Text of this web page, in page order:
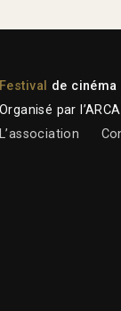
Festival
de
Organisé par
L’association